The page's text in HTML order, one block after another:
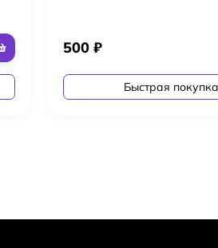
500 ₽
Быстрая покупка